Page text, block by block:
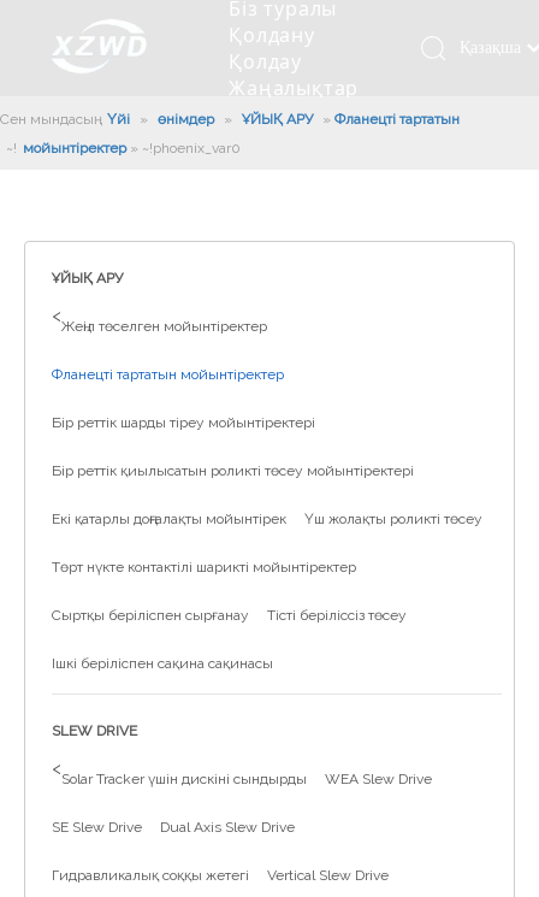
Кесетін төсеу
Біз туралы
Компания туралы мәлімет
Қолдану
Инженерлік машиналар
Қолдау
Мойынтіректерді орнату
Жаңалықтар
Ұзындығы сақина
Бізбен
хабарласыңыз
Қазақша
Türk dili
Сен мындасың: Үйі » өнімдер » ҰЙЫҚ АРУ » Фланецті тартатын
мойынтіректер » ~!phoenix_var0!~
ҰЙЫҚ АРУ
>
Жеңіл төселген мойынтіректер
Фланецті тартатын мойынтіректер
Бір реттік шарды тіреу мойынтіректері
Бір реттік қиылысатын роликті төсеу мойынтіректері
Екі қатарлы доңғалақты мойынтірек Үш жолақты роликті төсеу
Төрт нүкте контактілі шарикті мойынтіректер
Сыртқы беріліспен сырғанау Тісті беріліссіз төсеу
Ішкі беріліспен сақина сақинасы
SLEW DRIVE
>
Solar Tracker үшін дискіні сындырды WEA Slew Drive
SE Slew Drive Dual Axis Slew Drive
Гидравликалық соққы жетегі Vertical Slew Drive